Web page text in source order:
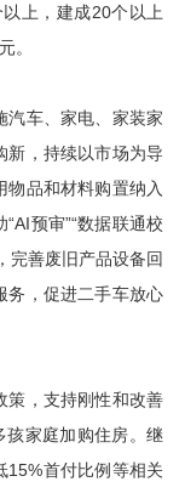
上，建成20个以上
。
汽车、家电、家装家
新，持续以市场为导
物品和材料购置纳入
预审”“数据联通校
完善废旧产品设备回
务，促进二手车放心
策，支持刚性和改善
孩家庭加购住房。继
15%首付比例等相关